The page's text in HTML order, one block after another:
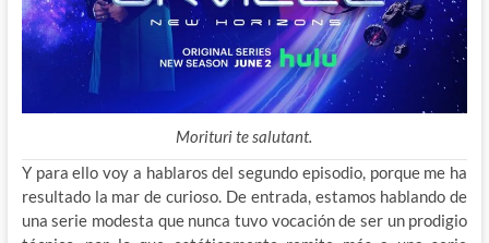
Morituri te salutant.
Y para ello voy a hablaros del segundo episodio, porque me ha
resultado la mar de curioso. De entrada, estamos hablando de
una serie modesta que nunca tuvo vocación de ser un prodigio